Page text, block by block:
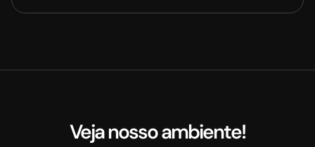
Veja nosso ambiente!